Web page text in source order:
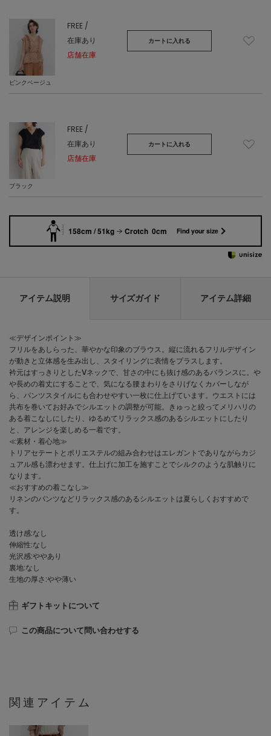
ピンクベージュ
FREE /
在庫あり
店舗在庫
カートに入れる
ブラック
FREE /
在庫あり
店舗在庫
カートに入れる
158cm / 51kg Crotch 0cm Find your size
アイテム説明 サイズガイド アイテム詳細
≪デザインポイント≫
フリルをあしらった、華やかな印象のブラウス。縦に流れるフリルデザイン
が動きと立体感を生み出し、スタイリングに表情をプラスします。
衿元はすっきりとしたVネックで、甘さの中にも抜け感のあるバランスに。や
や長めの着丈にすることで、気になる腰まわりをさりげなくカバーしなが
ら、パンツスタイルにも合わせやすい一枚に仕上げています。ウエストには
共布を巻いてお好みでシルエットの調整が可能。きゅっと絞ってメリハリの
ある着こなしにしたり、ゆるめてリラックス感のあるシルエットにしたり
と、アレンジを楽しめる一着です。
≪素材・着心地≫
トリアセテートとポリエステルの組み合わせはエレガントでありながらカジ
ュアル感も漂わせます。仕上げに加工を施すことでシルクのような肌触りに
なります。
≪おすすめの着こなし≫
リネンのパンツなどリラックス感のあるシルエットは夏らしくおすすめで
す。
透け感:なし
伸縮性:なし
光沢感:ややあり
裏地:なし
生地の厚さ:やや薄い
ギフトキットについて
この商品について問い合わせする
関連アイテム